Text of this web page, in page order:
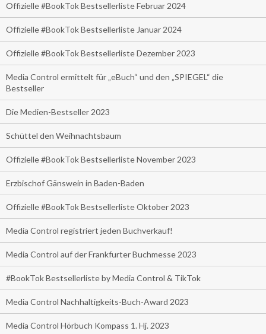
Offizielle #BookTok Bestsellerliste Februar 2024
Offizielle #BookTok Bestsellerliste Januar 2024
Offizielle #BookTok Bestsellerliste Dezember 2023
Media Control ermittelt für „eBuch“ und den „SPIEGEL“ die
Bestseller
Die Medien-Bestseller 2023
Schüttel den Weihnachtsbaum
Offizielle #BookTok Bestsellerliste November 2023
Erzbischof Gänswein in Baden-Baden
Offizielle #BookTok Bestsellerliste Oktober 2023
Media Control registriert jeden Buchverkauf!
Media Control auf der Frankfurter Buchmesse 2023
#BookTok Bestsellerliste by Media Control & TikTok
Media Control Nachhaltigkeits-Buch-Award 2023
Media Control Hörbuch Kompass 1. Hj. 2023